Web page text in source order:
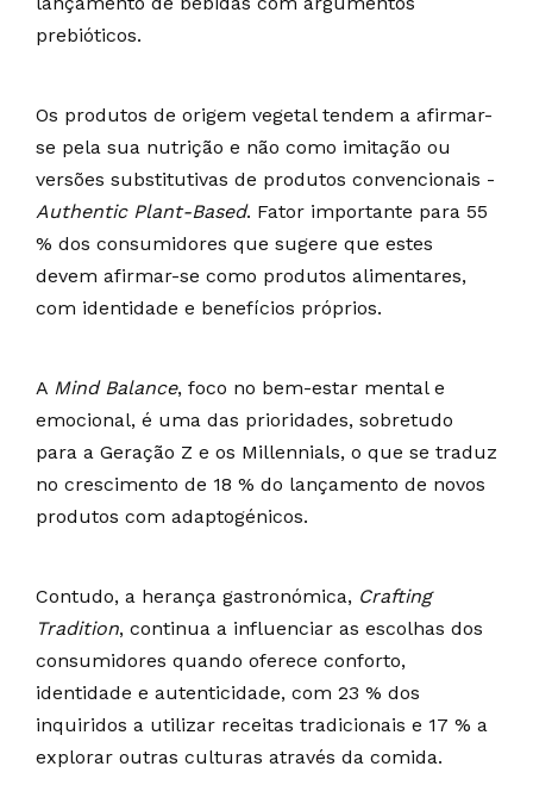
prebióticos.
Os produtos de origem vegetal tendem a afirmar-
se pela sua nutrição e não como imitação ou
versões substitutivas de produtos convencionais -
Authentic Plant-Based. Fator importante para 55
% dos consumidores que sugere que estes
devem afirmar-se como produtos alimentares,
com identidade e benefícios próprios.
A Mind Balance, foco no bem-estar mental e
emocional, é uma das prioridades, sobretudo
para a Geração Z e os Millennials, o que se traduz
no crescimento de 18 % do lançamento de novos
produtos com adaptogénicos.
Contudo, a herança gastronómica, Crafting
Tradition, continua a influenciar as escolhas dos
consumidores quando oferece conforto,
identidade e autenticidade, com 23 % dos
inquiridos a utilizar receitas tradicionais e 17 % a
explorar outras culturas através da comida.